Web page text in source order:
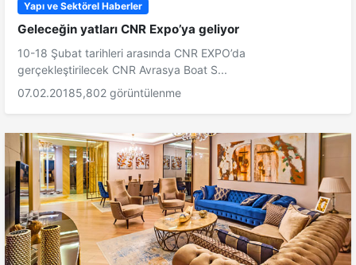
Yapı ve Sektörel Haberler
Geleceğin yatları CNR Expo’ya geliyor
10-18 Şubat tarihleri arasında CNR EXPO’da
gerçekleştirilecek CNR Avrasya Boat S...
07.02.20185,802 görüntülenme